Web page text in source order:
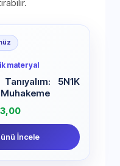
materyal
5N1K
İncele